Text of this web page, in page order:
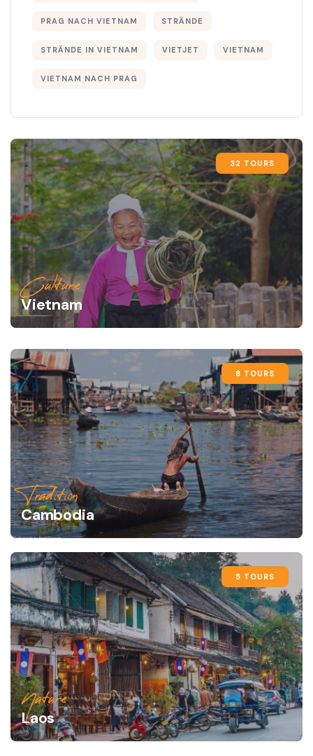
PRAG NACH VIETNAM STRÄNDE
STRÄNDE IN VIETNAM VIETJET VIETNAM
VIETNAM NACH PRAG
32 TOURS
Culture
Vietnam
8 TOURS
Tradition
Cambodia
5 TOURS
Nature
Laos